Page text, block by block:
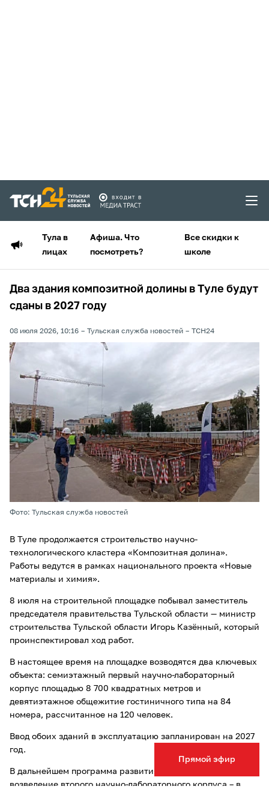
Тула в
лицах
Афиша. Что
посмотреть?
Все скидки к
школе
Прямой эфир
Два здания композитной долины в Туле будут
сданы в 2027 году
08 июля 2026, 10:16 Тульская служба новостей ТСН24
Фото: Тульская служба новостей
В Туле продолжается строительство научно-
технологического кластера «Композитная долина».
Работы ведутся в рамках национального проекта «Новые
материалы и химия».
8 июля на строительной площадке побывал заместитель
председателя правительства Тульской области — министр
строительства Тульской области Игорь Казённый, который
проинспектировал ход работ.
В настоящее время на площадке возводятся два ключевых
объекта: семиэтажный первый научно-лабораторный
корпус площадью 8 700 квадратных метров и
девятиэтажное общежитие гостиничного типа на 84
номера, рассчитанное на 120 человек.
Ввод обоих зданий в эксплуатацию запланирован на 2027
год.
В дальнейшем программа развития кластера предполагает
возведение второго научно-лабораторного корпуса – в